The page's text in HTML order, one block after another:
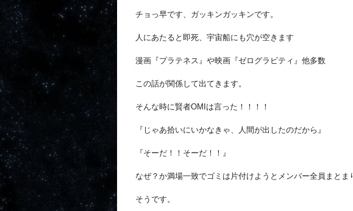
チョっ早です、ガッキンガッキンです。
人にあたると即死、宇宙船にも穴が空きます
漫画『プラテネス』や映画『ゼログラビティ』他多数
この話が関係して出てきます。
そんな時に賢者OMIは言った！！！！
『じゃあ拾いにいかなきゃ、人間が出したのだから』
『そーだ！！そーだ！！』
なぜ？か満場一致でゴミは片付けようとメンバー全員まとま
そうです。